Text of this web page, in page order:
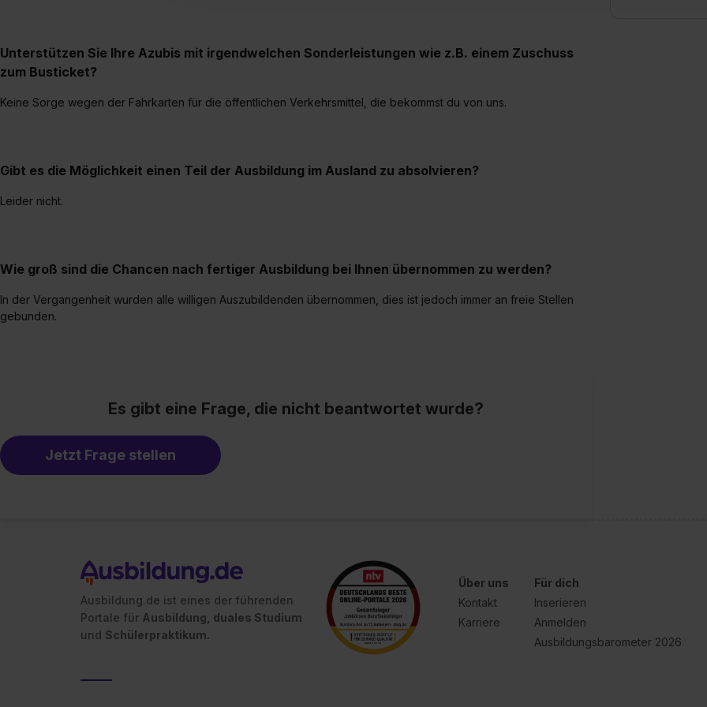
„Datenschutz-Einstellungen“ widerrufen. Weitere Informationen zu den einzelnen Cookies
Unterstützen Sie Ihre Azubis mit irgendwelchen Sonderleistungen wie z.B. einem Zuschuss
zum Busticket?
Keine Sorge wegen der Fahrkarten für die öffentlichen Verkehrsmittel, die bekommst du von uns.
Gibt es die Möglichkeit einen Teil der Ausbildung im Ausland zu absolvieren?
Leider nicht.
Wie groß sind die Chancen nach fertiger Ausbildung bei Ihnen übernommen zu werden?
In der Vergangenheit wurden alle willigen Auszubildenden übernommen, dies ist jedoch immer an freie Stellen
gebunden.
Es gibt eine Frage, die nicht beantwortet wurde?
Jetzt Frage stellen
Ausbildung.de ist eines der führenden
Portale für Ausbildung, duales Studium
und Schülerpraktikum.
Über uns
Kontakt
Karriere
Für dich
Inserieren
Anmelden
Ausbildungsbarometer 2026